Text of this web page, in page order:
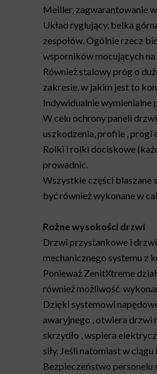
Meiller, zagwarantowanie
Układ ryglujący, belka
zespołów. Ogólnie rzecz
wsporników mocujących
Również stalowy próg o
zakresie, w jakim jest to
Indywidualnie wymienialne
W celu ochrony paneli
uszkodzenia, profile , progi
Rolki i rolki dociskowe
prowadnic.
Wszystkie części blaszane
być również wykonane w
Rożne wysokości drzwi
Drzwi przystankowe i
mechanicznego systemu z
Ponieważ ZenitXtreme
również możliwość
Dzięki systemowi
awaryjnego , otwiera drzwi
skrzydło , wspiera
siły. Jeśli natomiast w
Bezpieczeństwo personelu